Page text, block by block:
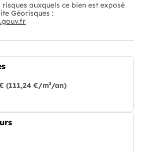
auxquels ce bien est exposé
Géorisques :
(111,24 €/m²/an)